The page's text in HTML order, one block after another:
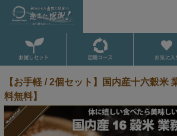
【お手軽 / 2個セット】国内産十六穀米
料無料】